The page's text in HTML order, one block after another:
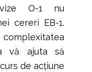
O-1 nu
cereri EB-1.
vă ajuta să
de acțiune